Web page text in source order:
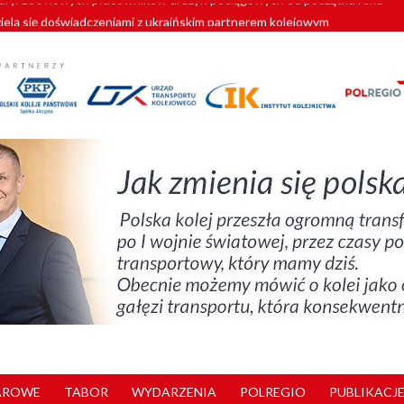
się doświadczeniami z ukraińskim partnerem kolejowym
Vectrony na 230 km/h
pociągi od PESA. Sześć nowoczesnych ELF-ów wyjedzie na tory w
180 nowych pracowników drużyn pociągowych od początku roku
TABOR WYDARZENIA POLREGIO